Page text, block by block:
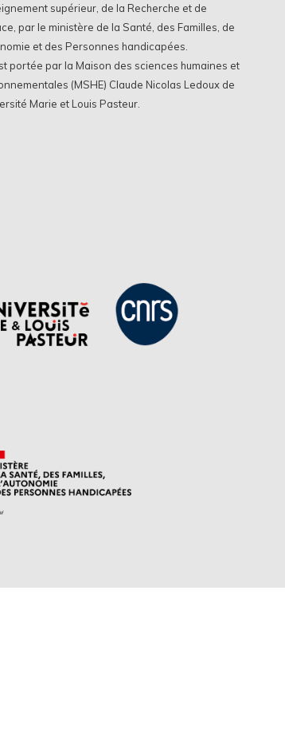
supérieur, de la Recherche et de
par le ministère de la Santé, des Familles, de
et des Personnes handicapées.
portée par la Maison des sciences humaines et
(MSHE) Claude Nicolas Ledoux de
Marie et Louis Pasteur.